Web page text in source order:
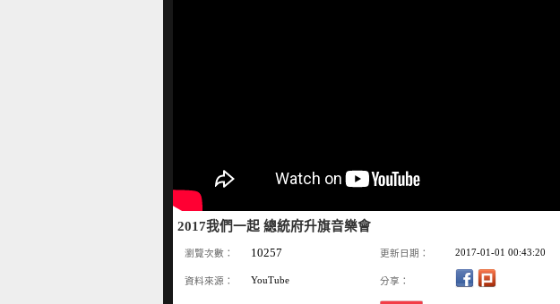
2017我們一起 總統府升旗音樂會
瀏覽次數： 10257 更新日期： 2017-01-01 00:43:20
資料來源： YouTube 分享：